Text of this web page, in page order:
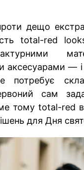
дещо
total-red
аксесуарами —
потребує
сам
тому total-red
для Дня